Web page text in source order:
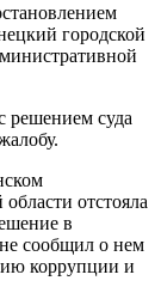
городской
решением суда
отстояла
в
сообщил о нем
коррупции и